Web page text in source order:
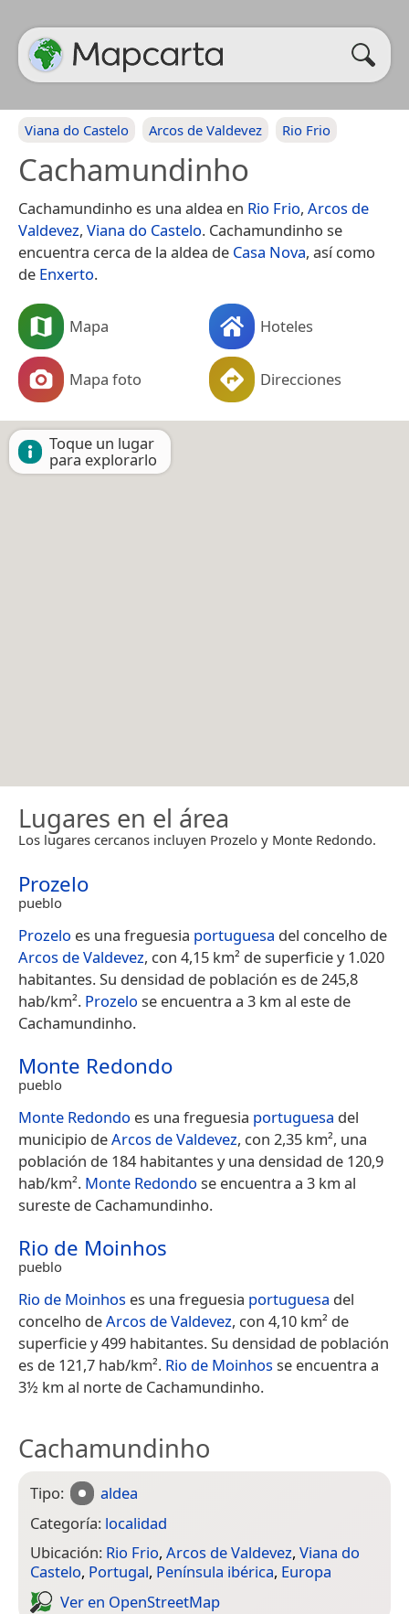
Viana do Castelo Arcos de Valdevez Rio Frio
Cachamundinho
Cachamundinho es una aldea en Rio Frio, Arcos de
Valdevez, Viana do Castelo. Cachamundinho se
encuentra cerca de la aldea de Casa Nova, así como
de Enxerto.
Mapa Hoteles
Mapa foto Direcciones
Toque un lugar
para explorarlo
Lugares en el área
Los lugares cercanos incluyen Prozelo y Monte Redondo.
Prozelo
pueblo
Prozelo es una freguesia portuguesa del concelho de
Arcos de Valdevez, con 4,15 km² de superficie y 1.020
habitantes. Su densidad de población es de 245,8
hab/km². Prozelo se encuentra a 3 km al este de
Cachamundinho.
Monte Redondo
pueblo
Monte Redondo es una freguesia portuguesa del
municipio deArcos de Valdevez, con 2,35 km², una
población de 184 habitantes y una densidad de 120,9
hab/km². Monte Redondo se encuentra a 3 km al
sureste de Cachamundinho.
Rio de Moinhos
pueblo
Rio de Moinhos es una freguesia portuguesa del
concelho deArcos de Valdevez, con 4,10 km² de
superficie y 499 habitantes. Su densidad de población
es de 121,7 hab/km². Rio de Moinhosse encuentra a
3½ km al norte de Cachamundinho.
Cachamundinho
Tipo:
aldea
Categoría: localidad
Ubicación: Rio Frio, Arcos de Valdevez, Viana do
Castelo, Portugal, Península ibérica, Europa
Ver en Open­Street­Map